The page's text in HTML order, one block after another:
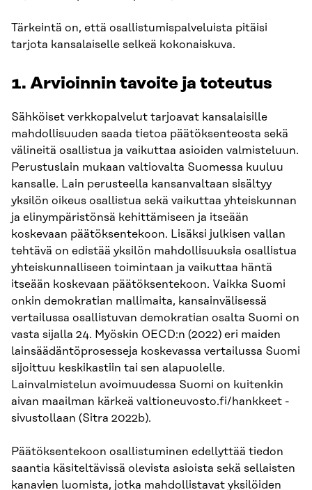
Tärkeintä on, että osallistumispalveluista pitäisi
tarjota kansalaiselle selkeä kokonaiskuva.
1. Arvioinnin tavoite ja toteutus
Sähköiset verkkopalvelut tarjoavat kansalaisille
mahdollisuuden saada tietoa päätöksenteosta sekä
välineitä osallistua ja vaikuttaa asioiden valmisteluun.
Perustuslain mukaan valtiovalta Suomessa kuuluu
kansalle. Lain perusteella kansanvaltaan sisältyy
yksilön oikeus osallistua sekä vaikuttaa yhteiskunnan
ja elinympäristönsä kehittämiseen ja itseään
koskevaan päätöksentekoon. Lisäksi julkisen vallan
tehtävä on edistää yksilön mahdollisuuksia osallistua
yhteiskunnalliseen toimintaan ja vaikuttaa häntä
itseään koskevaan päätöksentekoon. Vaikka Suomi
onkin demokratian mallimaita, kansainvälisessä
vertailussa osallistuvan demokratian osalta Suomi on
vasta sijalla 24. Myöskin OECD:n (2022) eri maiden
lainsäädäntöprosesseja koskevassa vertailussa Suomi
sijoittuu keskikastiin tai sen alapuolelle.
Lainvalmistelun avoimuudessa Suomi on kuitenkin
aivan maailman kärkeä valtioneuvosto.fi/hankkeet -
sivustollaan (Sitra 2022b).
Päätöksentekoon osallistuminen edellyttää tiedon
saantia käsiteltävissä olevista asioista sekä sellaisten
kanavien luomista, jotka mahdollistavat yksilöiden